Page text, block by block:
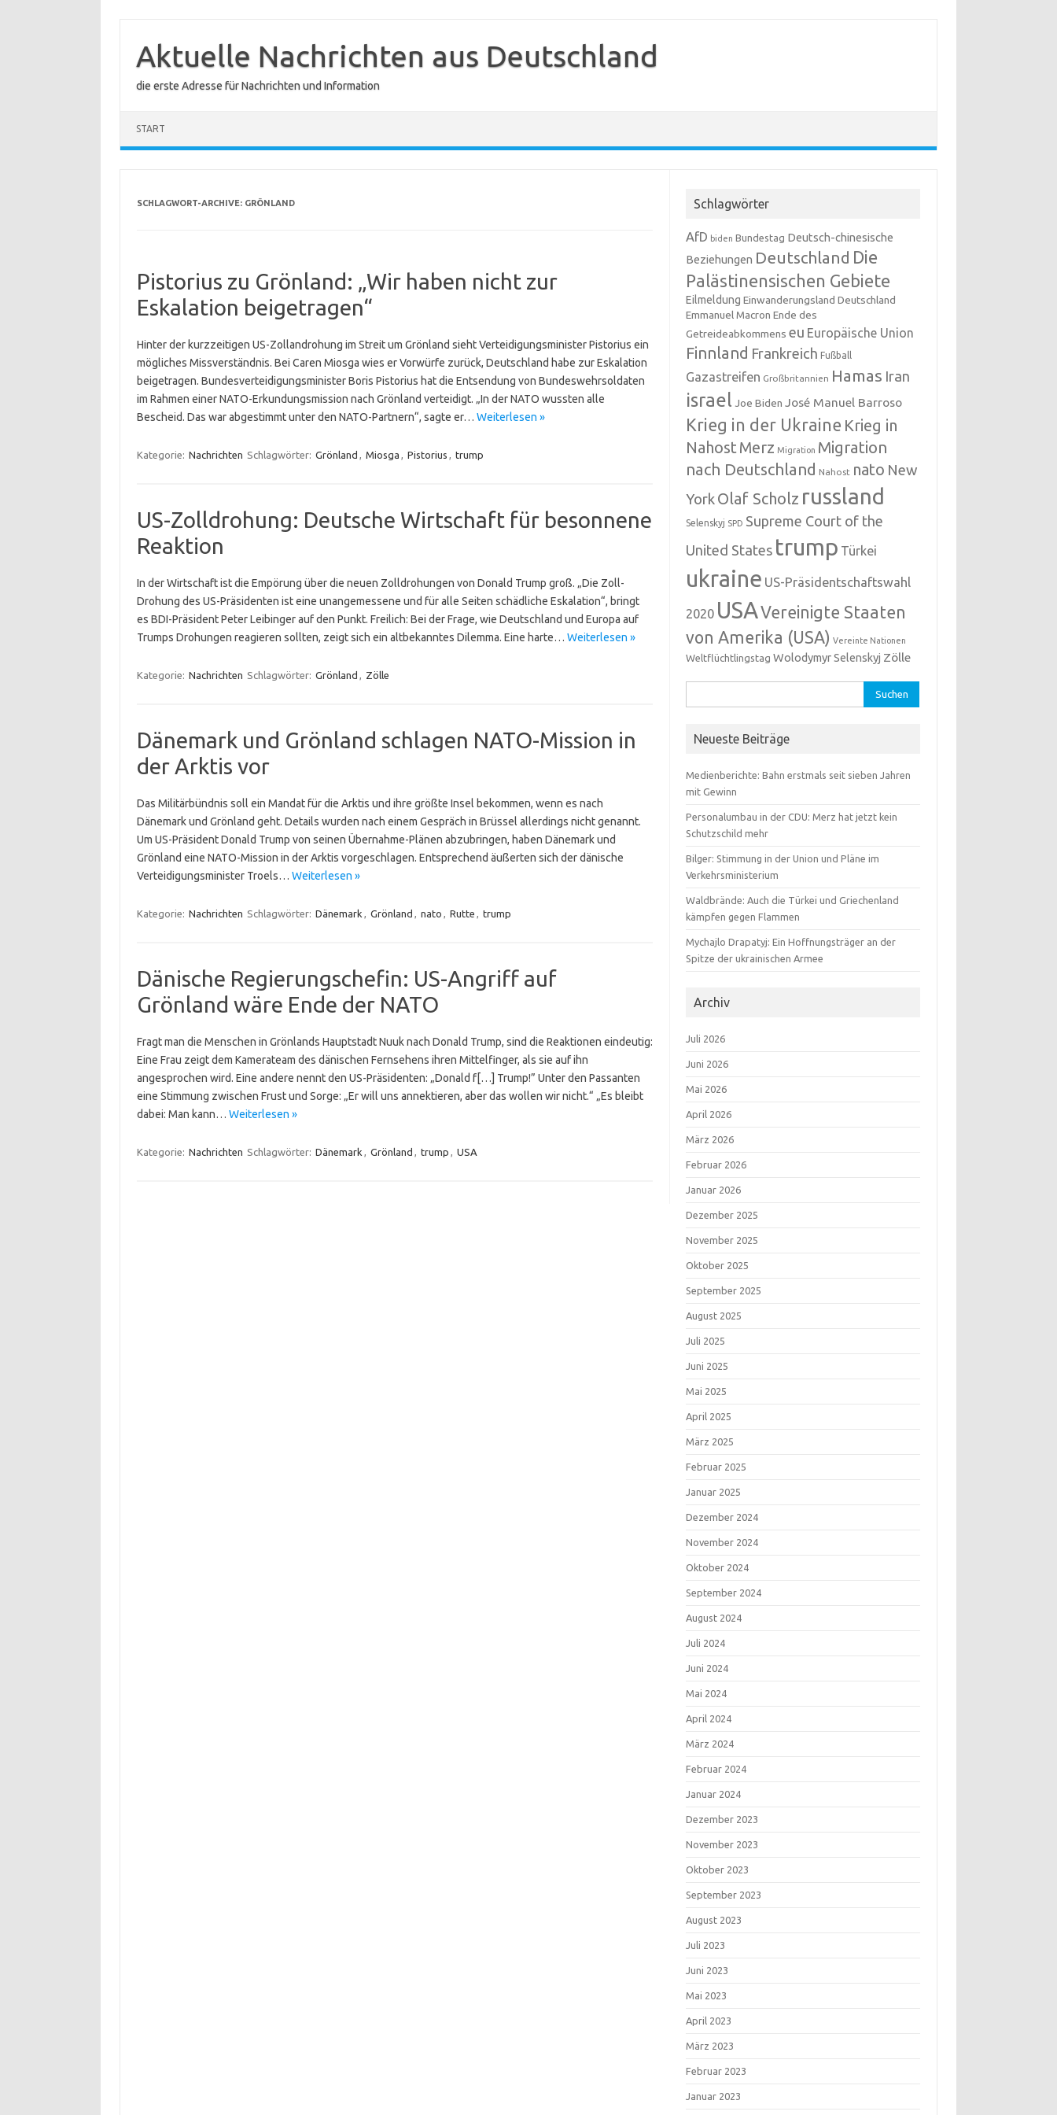
springen
Aktuelle Nachrichten aus Deutschland
die erste Adresse für Nachrichten und Information
START
SCHLAGWORT-ARCHIVE: GRÖNLAND
Pistorius zu Grönland: „Wir haben nicht zur
Eskalation beigetragen“
Hinter der kurzzeitigen US-Zollandrohung im Streit um Grönland sieht Verteidigungsminister Pistorius ein
mögliches Missverständnis. Bei Caren Miosga wies er Vorwürfe zurück, Deutschland habe zur Eskalation
beigetragen. Bundesverteidigungsminister Boris Pistorius hat die Entsendung von Bundeswehrsoldaten
im Rahmen einer NATO-Erkundungsmission nach Grönland verteidigt. „In der NATO wussten alle
Bescheid. Das war abgestimmt unter den NATO-Partnern“, sagte er… Weiterlesen »
Kategorie: Nachrichten Schlagwörter: Grönland , Miosga , Pistorius , trump
US-Zolldrohung: Deutsche Wirtschaft für besonnene
Reaktion
In der Wirtschaft ist die Empörung über die neuen Zolldrohungen von Donald Trump groß. „Die Zoll-
Drohung des US-Präsidenten ist eine unangemessene und für alle Seiten schädliche Eskalation“, bringt
es BDI-Präsident Peter Leibinger auf den Punkt. Freilich: Bei der Frage, wie Deutschland und Europa auf
Trumps Drohungen reagieren sollten, zeigt sich ein altbekanntes Dilemma. Eine harte… Weiterlesen »
Kategorie: Nachrichten Schlagwörter: Grönland , Zölle
Dänemark und Grönland schlagen NATO-Mission in
der Arktis vor
Das Militärbündnis soll ein Mandat für die Arktis und ihre größte Insel bekommen, wenn es nach
Dänemark und Grönland geht. Details wurden nach einem Gespräch in Brüssel allerdings nicht genannt.
Um US-Präsident Donald Trump von seinen Übernahme-Plänen abzubringen, haben Dänemark und
Grönland eine NATO-Mission in der Arktis vorgeschlagen. Entsprechend äußerten sich der dänische
Verteidigungsminister Troels… Weiterlesen »
Kategorie: Nachrichten Schlagwörter: Dänemark , Grönland , nato , Rutte , trump
Dänische Regierungschefin: US-Angriff auf
Grönland wäre Ende der NATO
Fragt man die Menschen in Grönlands Hauptstadt Nuuk nach Donald Trump, sind die Reaktionen eindeutig:
Eine Frau zeigt dem Kamerateam des dänischen Fernsehens ihren Mittelfinger, als sie auf ihn
angesprochen wird. Eine andere nennt den US-Präsidenten: „Donald f[…] Trump!” Unter den Passanten
eine Stimmung zwischen Frust und Sorge: „Er will uns annektieren, aber das wollen wir nicht.“ „Es bleibt
dabei: Man kann… Weiterlesen »
Kategorie: Nachrichten Schlagwörter: Dänemark , Grönland , trump , USA
Schlagwörter
AfD biden Bundestag Deutsch-chinesische
Beziehungen Deutschland Die
Palästinensischen Gebiete
Eilmeldung Einwanderungsland Deutschland
Emmanuel Macron Ende des
Getreideabkommens eu Europäische Union
Finnland Frankreich Fußball
Gazastreifen Großbritannien Hamas Iran
israel Joe Biden José Manuel Barroso
Krieg in der Ukraine Krieg in
NahostMerz Migration Migration
nach Deutschland Nahost nato New
YorkOlaf Scholz russland
Selenskyj SPD Supreme Court of the
United States trump Türkei
ukraine US-Präsidentschaftswahl
2020 USAVereinigte Staaten
von Amerika (USA) Vereinte Nationen
Weltflüchtlingstag Wolodymyr Selenskyj Zölle
nach:
Neueste Beiträge
Medienberichte: Bahn erstmals seit sieben Jahren
mit Gewinn
Personalumbau in der CDU: Merz hat jetzt kein
Schutzschild mehr
Bilger: Stimmung in der Union und Pläne im
Verkehrsministerium
Waldbrände: Auch die Türkei und Griechenland
kämpfen gegen Flammen
Mychajlo Drapatyj: Ein Hoffnungsträger an der
Spitze der ukrainischen Armee
Archiv
Juli 2026
Juni 2026
Mai 2026
April 2026
März 2026
Februar 2026
Januar 2026
Dezember 2025
November 2025
Oktober 2025
September 2025
August 2025
Juli 2025
Juni 2025
Mai 2025
April 2025
März 2025
Februar 2025
Januar 2025
Dezember 2024
November 2024
Oktober 2024
September 2024
August 2024
Juli 2024
Juni 2024
Mai 2024
April 2024
März 2024
Februar 2024
Januar 2024
Dezember 2023
November 2023
Oktober 2023
September 2023
August 2023
Juli 2023
Juni 2023
Mai 2023
April 2023
März 2023
Februar 2023
Januar 2023